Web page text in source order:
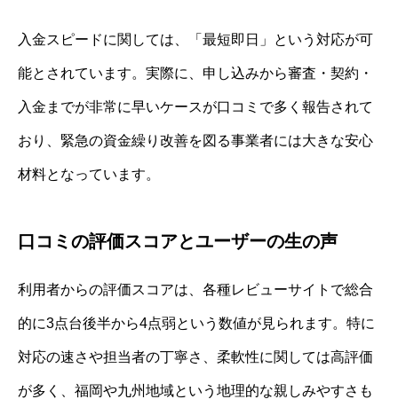
入金スピードに関しては、「最短即日」という対応が可
能とされています。実際に、申し込みから審査・契約・
入金までが非常に早いケースが口コミで多く報告されて
おり、緊急の資金繰り改善を図る事業者には大きな安心
材料となっています。
口コミの評価スコアとユーザーの生の声
利用者からの評価スコアは、各種レビューサイトで総合
的に3点台後半から4点弱という数値が見られます。特に
対応の速さや担当者の丁寧さ、柔軟性に関しては高評価
が多く、福岡や九州地域という地理的な親しみやすさも